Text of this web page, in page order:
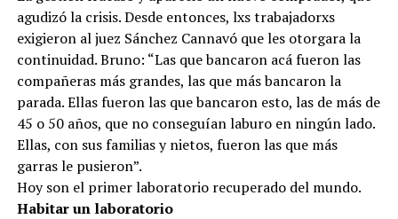
agudizó la crisis. Desde entonces, lxs trabajadorxs
exigieron al juez Sánchez Cannavó que les otorgara la
continuidad. Bruno: “Las que bancaron acá fueron las
compañeras más grandes, las que más bancaron la
parada. Ellas fueron las que bancaron esto, las de más de
45 o 50 años, que no conseguían laburo en ningún lado.
Ellas, con sus familias y nietos, fueron las que más
garras le pusieron”.
Hoy son el primer laboratorio recuperado del mundo.
Habitar un laboratorio